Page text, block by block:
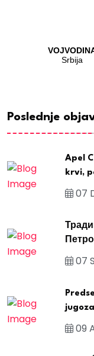
Poslednje
Apel
krvi,
07
07
09